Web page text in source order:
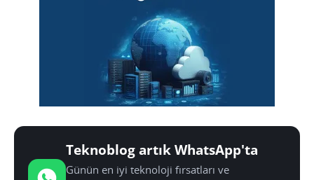
Teknoblog artık WhatsApp'ta
Günün en iyi teknoloji fırsatları ve